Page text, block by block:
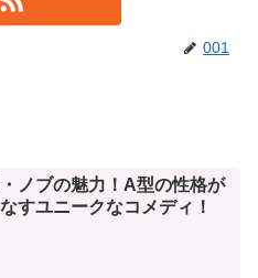
001
ノブの魅力！A型の性格が
すユニークなコメディ！